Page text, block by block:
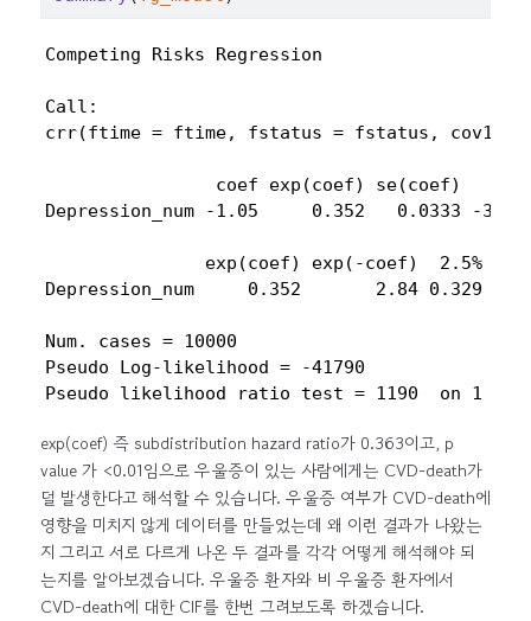
Competing Risks Regression
Call:
crr(ftime = ftime, fstatus = fstatus, cov1 =
coef exp(coef) se(coef)     z
Depression_num -1.05     0.352   0.0333 -
exp(coef) exp(-coef)  2.5%
Depression_num     0.352       2.84 0.329
Num. cases = 10000
Pseudo Log-likelihood = -41790
Pseudo likelihood ratio test = 1190  on 1 df,
exp(coef) 즉 subdistribution hazard ratio가 0.363이고, p
value 가 <0.01임으로 우울증이 있는 사람에게는 CVD-death가
덜 발생한다고 해석할 수 있습니다. 우울증 여부가 CVD-death에
영향을 미치지 않게 데이터를 만들었는데 왜 이런 결과가 나왔는
지 그리고 서로 다르게 나온 두 결과를 각각 어떻게 해석해야 되
는지를 알아보겠습니다. 우울증 환자와 비 우울증 환자에서
CVD-death에 대한 CIF를 한번 그려보도록 하겠습니다.